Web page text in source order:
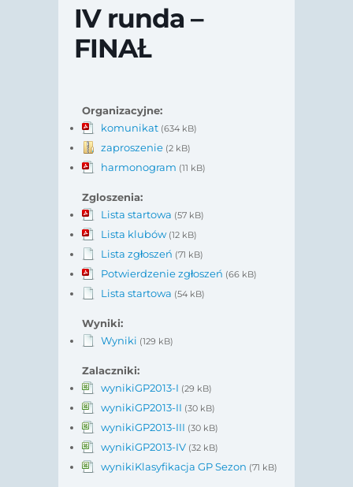
IV runda –
FINAŁ
Organizacyjne:
komunikat (634 kB)
zaproszenie (2 kB)
harmonogram (11 kB)
Zgloszenia:
Lista startowa (57 kB)
Lista klubów (12 kB)
Lista zgłoszeń (71 kB)
Potwierdzenie zgłoszeń (66 kB)
Lista startowa (54 kB)
Wyniki:
Wyniki (129 kB)
Zalaczniki:
wynikiGP2013-I (29 kB)
wynikiGP2013-II (30 kB)
wynikiGP2013-III (30 kB)
wynikiGP2013-IV (32 kB)
wynikiKlasyfikacja GP Sezon (71 kB)